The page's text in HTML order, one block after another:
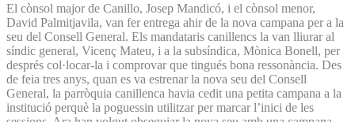
El cònsol major de Canillo, Josep Mandicó, i el cònsol menor,
David Palmitjavila, van fer entrega ahir de la nova campana per a la
seu del Consell General. Els mandataris canillencs la van lliurar al
síndic general, Vicenç Mateu, i a la subsíndica, Mònica Bonell, per
després col·locar-la i comprovar que tin­gués bona ressonància. Des
de feia tres anys, quan es va estrenar la nova seu del Consell
General, la parròquia canillenca havia cedit una petita campana a la
institució perquè la poguessin utilitzar per marcar l’inici de les